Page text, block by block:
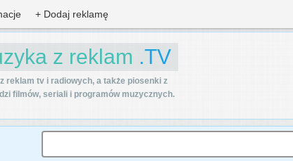
+ Dodaj reklamę
z reklam .TV
reklam tv i radiowych, a także piosenki z
filmów, seriali i programów muzycznych.